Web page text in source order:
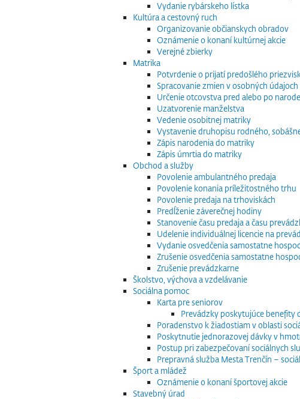
Vydanie rybárskeho lístka
Kultúra a cestovný ruch
Organizovanie občianskych obradov
Oznámenie o konaní kultúrnej akcie
Verejné zbierky
Matrika
Potvrdenie o prijatí predošlého
Spracovanie zmien v osobných
Určenie otcovstva pred alebo po
Uzatvorenie manželstva
Vedenie osobitnej matriky
Vystavenie druhopisu rodného,
Zápis narodenia do matriky
Zápis úmrtia do matriky
Obchod a služby
Povolenie ambulantného predaja
Povolenie konania príležitostného trhu
Povolenie predaja na trhoviskách
Predĺženie záverečnej hodiny
Stanovenie času predaja a času
Udelenie individuálnej licencie na
Vydanie osvedčenia samostatne
Zrušenie osvedčenia samostatne
Zrušenie prevádzkarne
Školstvo, výchova a vzdelávanie
Sociálna pomoc
Karta pre seniorov
Prevádzky poskytujúce benefity
Poradenstvo k žiadostiam v oblasti
Poskytnutie jednorazovej dávky v
Postup pri zabezpečovaní sociálnych
Prepravná služba Mesta Trenčín –
Šport a mládež
Oznámenie o konaní športovej akcie
Stavebný úrad